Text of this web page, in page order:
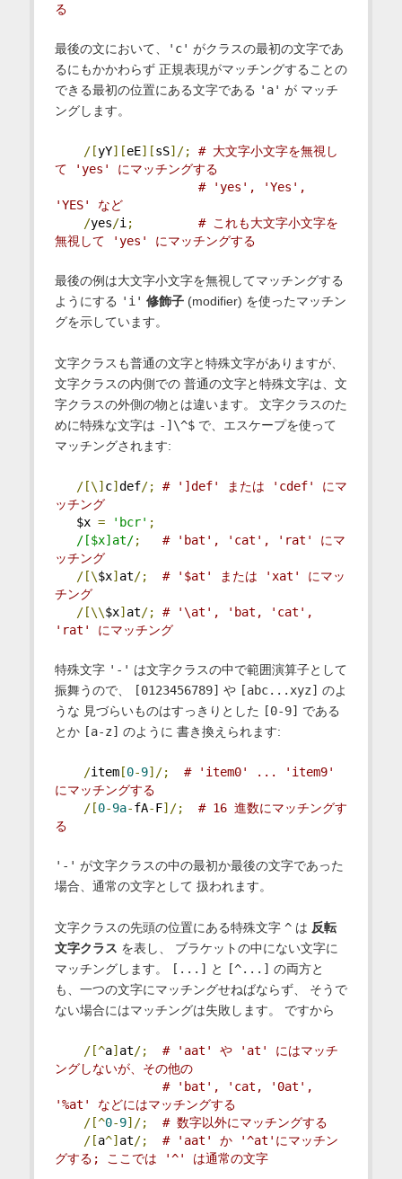
る
最後の文において、 'c' がクラスの最初の文字であ
るにもかかわらず 正規表現がマッチングすることの
できる最初の位置にある文字である 'a' が マッチ
ングします。
/[yY][eE][sS]/;
# 大文字小文字を無視し
て 'yes' にマッチングする
# 'yes', 'Yes',
'YES' など
/yes/i ;
# これも大文字小文字を
無視して 'yes' にマッチングする
最後の例は大文字小文字を無視してマッチングする
ようにする 'i' 修飾子(modifier) を使ったマッチン
グを示しています。
文字クラスも普通の文字と特殊文字がありますが、
文字クラスの内側での 普通の文字と特殊文字は、文
字クラスの外側の物とは違います。 文字クラスのた
めに特殊な文字は -]\^$で、エスケープを使って
マッチングされます:
/[\] c] def/;
# ']def' または 'cdef' にマ
ッチング
$x = 'bcr' ;
/[$x]at/;
# 'bat', 'cat', 'rat' にマ
ッチング
/[\$x] at/;
# '$at' または 'xat' にマッ
チング
/[\\$x] at/;
# '\at', 'bat, 'cat',
'rat' にマッチング
特殊文字 '-' は文字クラスの中で範囲演算子として
振舞うので、
[0123456789] や [abc...xyz] のよ
うな 見づらいものはすっきりとした
[0-9] である
とか [a-z] のように 書き換えられます:
/item[0-9]/;
# 'item0' ... 'item9'
にマッチングする
/[0-9a-fA-F]/;
# 16 進数にマッチングす
る
'-' が文字クラスの中の最初か最後の文字であった
場合、通常の文字として 扱われます。
文字クラスの先頭の位置にある特殊文字 ^は 反転
文字クラス を表し、 ブラケットの中にない文字に
マッチングします。
[...] と [^...] の両方と
も、一つの文字にマッチングせねばならず、 そうで
ない場合にはマッチングは失敗します。 ですから
/[^a] at/;
# 'aat' や 'at' にはマッチ
ングしないが、その他の
# 'bat', 'cat, '0at',
'%at' などにはマッチングする
/[^0-9]/;
# 数字以外にマッチングする
/[a^] at/;
# 'aat' か '^at'にマッチン
グする; ここでは '^' は通常の文字